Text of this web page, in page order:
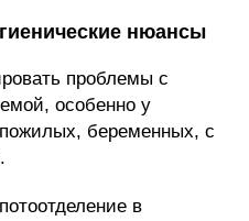
нюансы
проблемы с
особенно у
беременных, с
в